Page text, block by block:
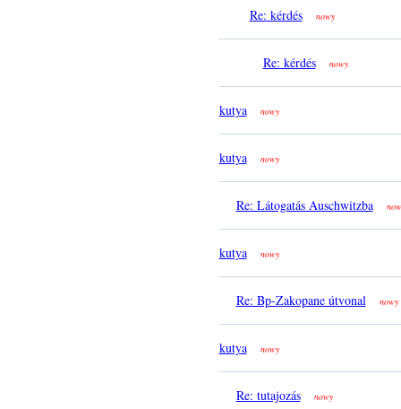
Re: kérdés nowy
Re: kérdés nowy
kutya nowy
kutya nowy
Re: Látogatás Auschwitzba
kutya nowy
Re: Bp-Zakopane útvonal nowy
kutya nowy
Re: tutajozás nowy